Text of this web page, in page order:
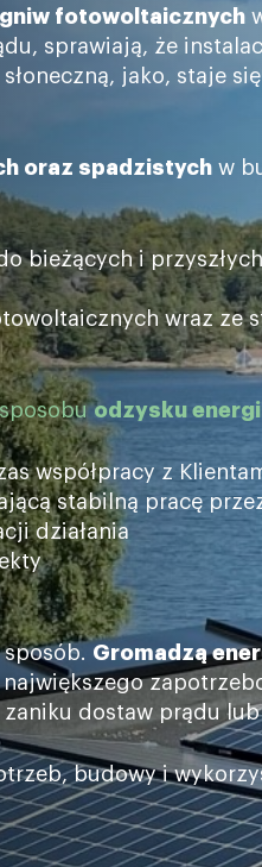
fotowoltaicznych
sprawiają, że
jako, staje
oraz spadzistych w
bieżących i
wraz ze
odzysku
współpracy z
stabilną pracę
działania
Gromadzą
dostaw prądu
budowy i